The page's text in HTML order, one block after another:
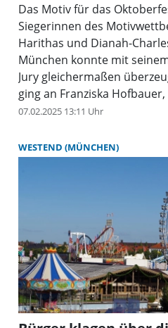
Das Motiv für das
Siegerinnen des
Harithas und Dianah-
München konnte mit
Jury gleichermaßen
ging an Franziska
München stammt. Platz
07.02.2025 13:11 Uhr
WESTEND (MÜNCHEN)